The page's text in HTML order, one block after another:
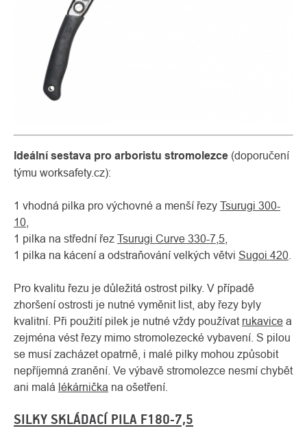
Ideální sestava pro arboristu stromolezce (doporučení
týmu worksafety.cz):
1 vhodná pilka pro výchovné a menší řezy Tsurugi 300-
10
1 pilka na střední řez Tsurugi Curve 330-7,5
1 pilka na kácení a odstraňování velkých větvi Sugoi 420
Pro kvalitu řezu je důležitá ostrost pilky. V případě
zhoršení ostrosti je nutné vyměnit list, aby řezy byly
kvalitní. Při použití pilek je nutné vždy používat rukavice a
zejména vést řezy mimo stromolezecké vybavení. S pilou
se musí zacházet opatrně, i malé pilky mohou způsobit
nepříjemná zranění. Ve výbavě stromolezce nesmí chybět
ani malá lékárnička na ošetření.
SILKY SKLÁDACÍ PILA F180-7,5